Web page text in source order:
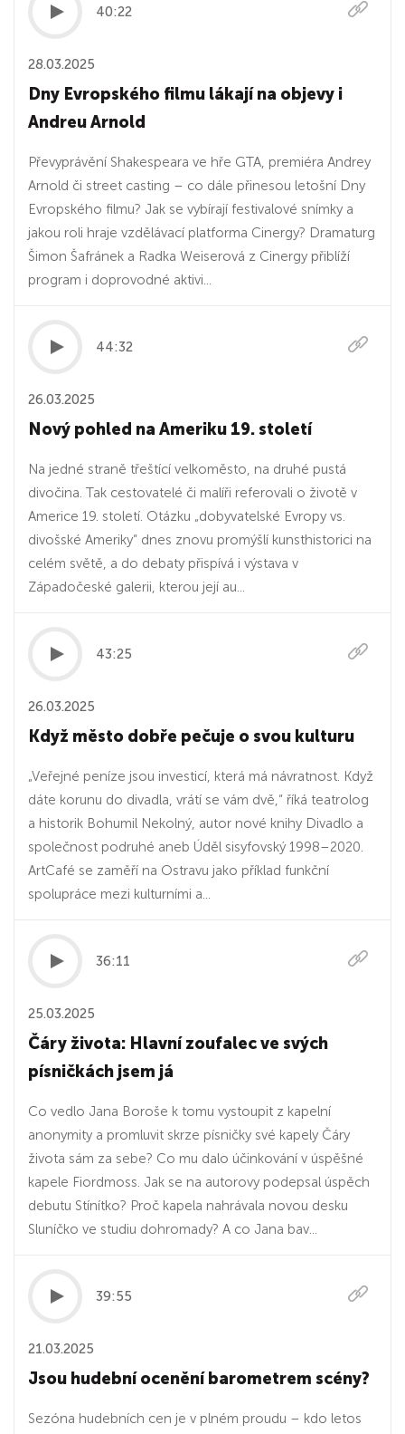
40:22
28.03.2025
Dny Evropského filmu lákají na objevy i
Andreu Arnold
Převyprávění Shakespeara ve hře GTA, premiéra Andrey
Arnold či street casting – co dále přinesou letošní Dny
Evropského filmu? Jak se vybírají festivalové snímky a
jakou roli hraje vzdělávací platforma Cinergy? Dramaturg
Šimon Šafránek a Radka Weiserová z Cinergy přiblíží
program i doprovodné aktivi...
44:32
26.03.2025
Nový pohled na Ameriku 19. století
Na jedné straně třeštící velkoměsto, na druhé pustá
divočina. Tak cestovatelé či malíři referovali o životě v
Americe 19. století. Otázku „dobyvatelské Evropy vs.
divošské Ameriky“ dnes znovu promýšlí kunsthistorici na
celém světě, a do debaty přispívá i výstava v
Západočeské galerii, kterou její au...
43:25
26.03.2025
Když město dobře pečuje o svou kulturu
„Veřejné peníze jsou investicí, která má návratnost. Když
dáte korunu do divadla, vrátí se vám dvě,“ říká teatrolog
a historik Bohumil Nekolný, autor nové knihy Divadlo a
společnost podruhé aneb Úděl sisyfovský 1998–2020.
ArtCafé se zaměří na Ostravu jako příklad funkční
spolupráce mezi kulturními a...
36:11
25.03.2025
Čáry života: Hlavní zoufalec ve svých
písničkách jsem já
Co vedlo Jana Boroše k tomu vystoupit z kapelní
anonymity a promluvit skrze písničky své kapely Čáry
života sám za sebe? Co mu dalo účinkování v úspěšné
kapele Fiordmoss. Jak se na autorovy podepsal úspěch
debutu Stínítko? Proč kapela nahrávala novou desku
Sluníčko ve studiu dohromady? A co Jana bav...
39:55
21.03.2025
Jsou hudební ocenění barometrem scény?
Sezóna hudebních cen je v plném proudu – kdo letos